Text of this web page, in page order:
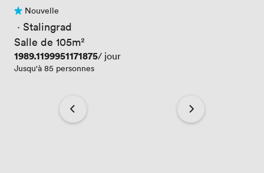
Pas encore d'avis
Nouvelle
· Stalingrad
Salle de 105m²
Prix
1989.1199951171875/ jour
Jusqu'à 85 personnes